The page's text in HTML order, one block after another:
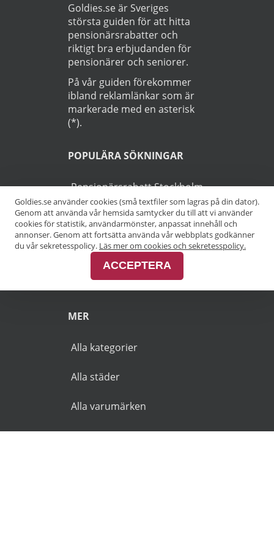
Goldies.se är Sveriges
största guiden för att hitta
pensionärsrabatter och
riktigt bra erbjudanden för
pensionärer och seniorer.
På vår guiden förekommer
ibland reklamlänkar som är
markerade med en asterisk
(*).
POPULÄRA SÖKNINGAR
Pensionärsrabatt Stockholm
Pensionärsrabatt Göteborg
Pensionärsrabatt Malmö
Pensionärsrabatt Skåne
MER
Alla kategorier
Alla städer
Alla varumärken
Goldies.se använder cookies (små textfiler som lagras på din dator).
Genom att använda vår hemsida samtycker du till att vi använder
cookies för statistik, användarmönster, anpassat innehåll och
annonser. Genom att fortsätta använda vår webbplats godkänner
du vår sekretesspolicy. Läs mer om cookies och sekretesspolicy.
ACCEPTERA